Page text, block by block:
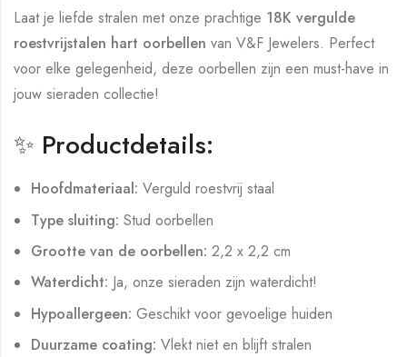
Laat je liefde stralen met onze prachtige 18K vergulde
roestvrijstalen hart oorbellen van V&F Jewelers. Perfect
voor elke gelegenheid, deze oorbellen zijn een must-have in
jouw sieraden collectie!
✨ Productdetails:
Hoofdmateriaal: Verguld roestvrij staal
Type sluiting: Stud oorbellen
Grootte van de oorbellen: 2,2 x 2,2 cm
Waterdicht: Ja, onze sieraden zijn waterdicht!
Hypoallergeen: Geschikt voor gevoelige huiden
Duurzame coating: Vlekt niet en blijft stralen